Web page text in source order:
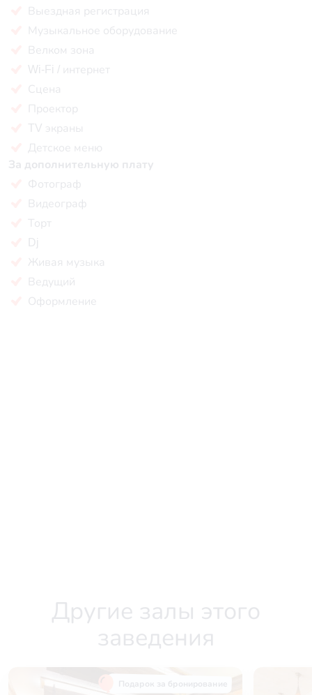
Выездная регистрация
Музыкальное оборудование
Велком зона
Wi-Fi / интернет
Сцена
Проектор
TV экраны
Детское меню
За дополнительную плату
Фотограф
Видеограф
Торт
Dj
Живая музыка
Ведущий
Оформление
Другие залы этого
заведения